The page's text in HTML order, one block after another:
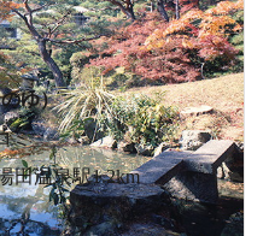
ゆ）
ミ
田温泉駅1.2km